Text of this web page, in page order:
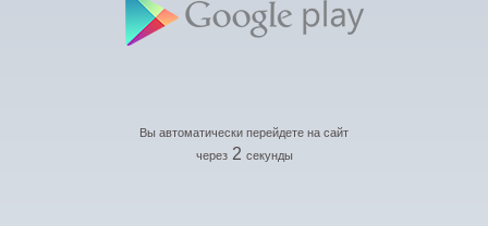
Вы автоматически перейдете на сайт
через 2 секунды